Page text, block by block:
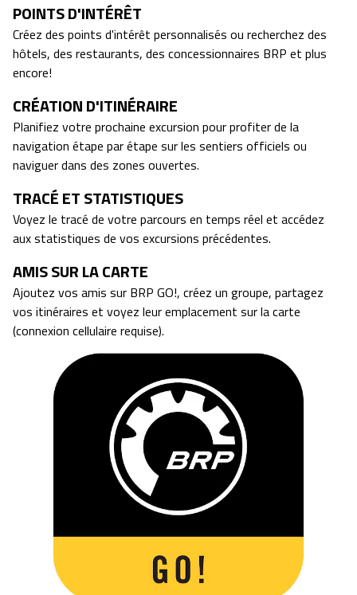
POINTS D'INTÉRÊT
Créez des points d'intérêt personnalisés ou recherchez des
hôtels, des restaurants, des concessionnaires BRP et plus
encore!
CRÉATION D'ITINÉRAIRE
Planifiez votre prochaine excursion pour profiter de la
navigation étape par étape sur les sentiers officiels ou
naviguer dans des zones ouvertes.
TRACÉ ET STATISTIQUES
Voyez le tracé de votre parcours en temps réel et accédez
aux statistiques de vos excursions précédentes.
AMIS SUR LA CARTE
Ajoutez vos amis sur BRP GO!, créez un groupe, partagez
vos itinéraires et voyez leur emplacement sur la carte
(connexion cellulaire requise).